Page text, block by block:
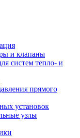
и клапаны
систем тепло- и
прямого
установок
узлы